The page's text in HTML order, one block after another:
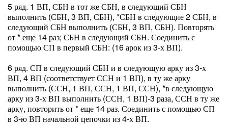
5 ряд. 1 ВП, СБН в тот же СБН, в следующий СБН
выполнить (СБН, 3 ВП, СБН), *СБН в следующие 2 СБН, в
следующий СБН выполнить (СБН, 3 ВП, СБН). Повторять
от * еще 14 раз; СБН в следующий СБН. Соединить с
помощью СП в первый СБН: (16 арок из 3-х ВП).
6 ряд. СП в следующий СБН и в следующую арку из 3-х
ВП, 4 ВП (соответствует ССН и 1 ВП), в ту же арку
выполнить (ССН, 1 ВП, ССН, 1 ВП, ССН), *в следующую
арку из 3-х ВП выполнить (ССН, 1 ВП)-3 раза, ССН в ту же
арку, повторить от * еще 14 раз. Соединить с помощью СП
в 3-ю ВП начальной цепочки из 4-х ВП.